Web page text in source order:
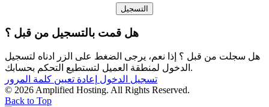
هل قمت بالتسجيل من قبل ؟
هل سجلت من قبل ؟ إذا نعم، يرجى الضغط على الزر ادناه لتسجيل
الدخول لمنطقة العميل لتستطيع التحكم بحسابك.
تسجيل الدخول
إعادة تعيين كلمة المرور
© 2026 Amplified Hosting. All Rights Reserved.
Back to Top